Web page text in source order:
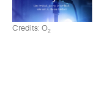
Credits: O2